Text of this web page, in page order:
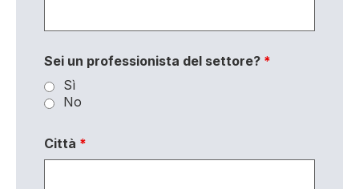
Sei un professionista del settore? *
Sì
No
Città *